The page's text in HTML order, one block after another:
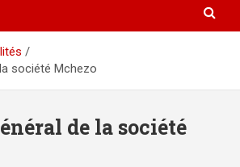
société Mchezo
de la société